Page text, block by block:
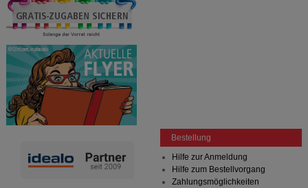
Bestellung
Hilfe zur Anmeldung
Hilfe zum Bestellvorgang
Zahlungsmöglichkeiten